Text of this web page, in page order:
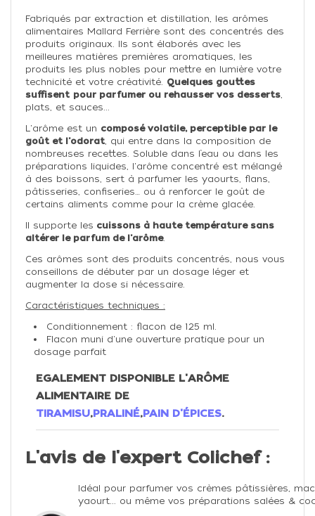
Fabriqués par extraction et distillation, les arômes
alimentaires Mallard Ferrière sont des concentrés des
produits originaux. Ils sont élaborés avec les
meilleures matières premières aromatiques, les
produits les plus nobles pour mettre en lumière votre
technicité et votre créativité. Quelques gouttes
suffisent pour parfumer ou rehausser vos desserts,
plats, et sauces...
L'arôme est un composé volatile, perceptible par le
goût et l'odorat, qui entre dans la composition de
nombreuses recettes. Soluble dans l’eau ou dans les
préparations liquides, l'arôme concentré est mélangé
à des boissons, sert à parfumer les yaourts, flans,
pâtisseries, confiseries… ou à renforcer le goût de
certains aliments comme pour la crème glacée.
Il supporte les cuissons à haute température sans
altérer le parfum de l'arôme.
Ces arômes sont des produits concentrés, nous vous
conseillons de débuter par un dosage léger et
augmenter la dose si nécessaire.
Caractéristiques techniques :
Conditionnement : flacon de 125 ml.
Flacon muni d'une ouverture pratique pour un
dosage parfait
EGALEMENT DISPONIBLE L'ARÔME
ALIMENTAIRE DE
TIRAMISU,PRALINÉ,PAIN D'ÉPICES.
L'avis de l'expert Colichef :
Idéal pour parfumer vos crèmes pâtissières,
yaourt... ou même vos préparations salées &